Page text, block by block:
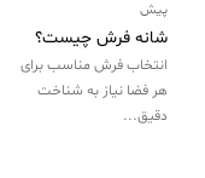
پیش
شانه فرش چیست؟
انتخاب فرش مناسب برای
هر فضا نیاز به شناخت
دقیق...